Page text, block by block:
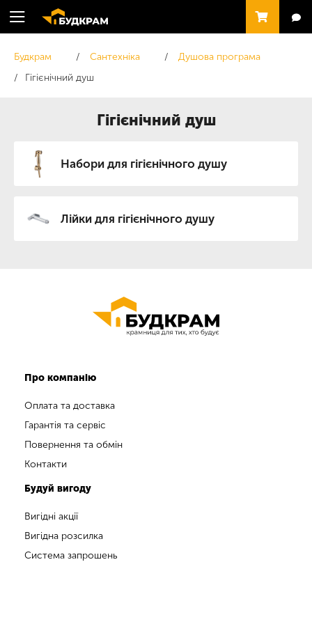
Будкрам Сантехніка
Душова програма
Гігієнічний душ
Гігієнічний душ
Набори для гігієнічного душу
Лійки для гігієнічного душу
Про компанію
Оплата та доставка
Гарантія та сервіс
Повернення та обмін
Контакти
Будуй вигоду
Вигідні акції
Вигідна розсилка
Система запрошень